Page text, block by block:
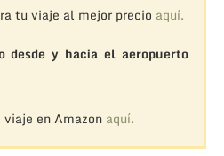
tu viaje al mejor precio aquí.
desde y hacia el aeropuerto
viaje en Amazon aquí.